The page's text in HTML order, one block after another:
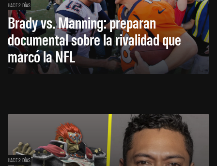
HACE 2 DÍAS
Brady vs. Manning: preparan
documental sobre la rivalidad que
marcó la NFL
HACE 2 DÍAS